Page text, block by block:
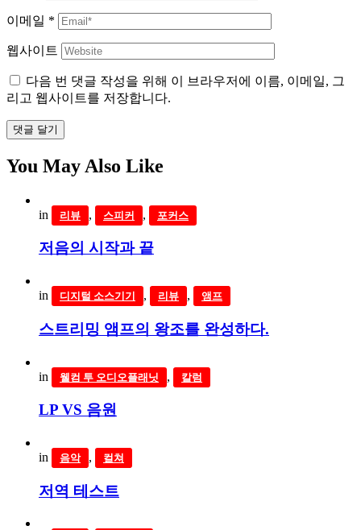
이메일 *
웹사이트
다음 번 댓글 작성을 위해 이 브라우저에 이름, 이메일, 그
리고 웹사이트를 저장합니다.
댓글 달기
You May Also Like
in 리뷰 , 스피커 , 포커스
저음의 시작과 끝
in 디지털 소스기기 , 리뷰 , 앰프
스트리밍 앰프의 왕조를 완성하다.
in 웰컴 투 오디오플래닛 , 칼럼
LP VS 음원
in 음악 , 컬쳐
저역 테스트